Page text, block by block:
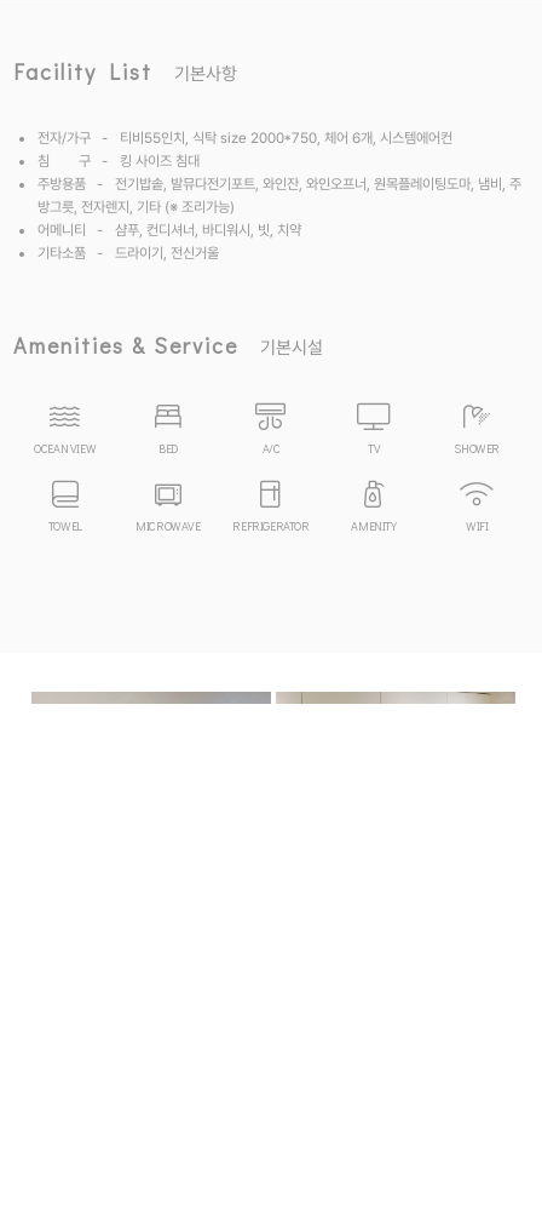
Facility List 기본사항
전자/가구 -
티비55인치, 식탁 size 2000*750, 체어 6개, 시스템에어컨
침 구 -
킹 사이즈 침대
주방용품 -
전기밥솥, 발뮤다전기포트, 와인잔, 와인오프너, 원목플레이팅도마, 냄비, 주
방그릇, 전자렌지, 기타 (※ 조리가능)
어메니티 -
샴푸, 컨디셔너, 바디워시, 빗, 치약
기타소품 -
드라이기, 전신거울
Amenities & Service 기본시설
OCEAN VIEW BED A/C TV SHOWER
TOWEL MICROWAVE REFRIGERATOR AMENITY WIFI